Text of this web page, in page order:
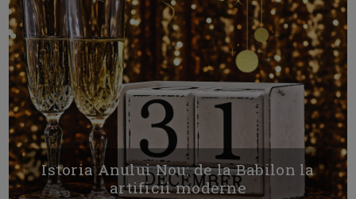
Istoria Anului Nou: de la Babilon la
artificii moderne